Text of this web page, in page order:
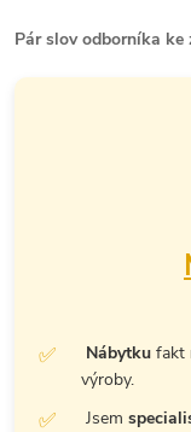
Pár slov odborníka ke
Nábytku fakt
výroby.
Jsem